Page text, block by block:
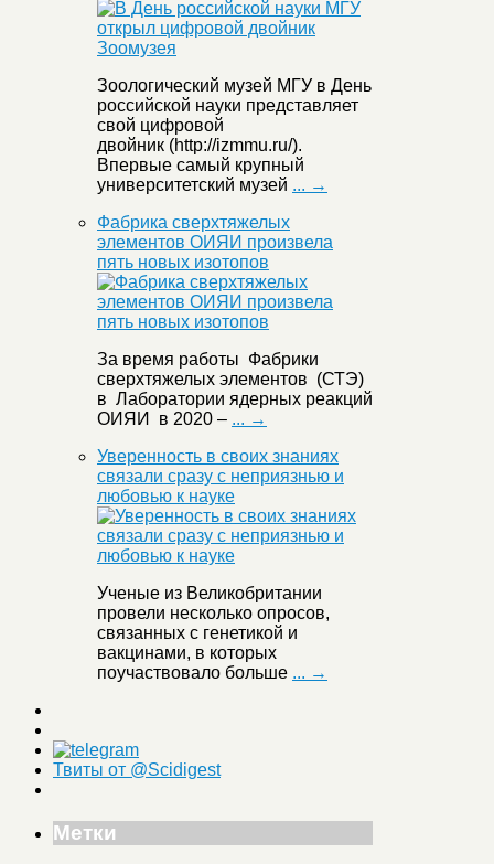
Зоологический музей МГУ в День
российской науки представляет
свой цифровой
двойник (http://izmmu.ru/).
Впервые самый крупный
университетский музей ... →
Фабрика сверхтяжелых
элементов ОИЯИ произвела
пять новых изотопов
За время работы Фабрики
сверхтяжелых элементов (СТЭ)
в Лаборатории ядерных реакций
ОИЯИ в 2020 – ... →
Уверенность в своих знаниях
связали сразу с неприязнью и
любовью к науке
Ученые из Великобритании
провели несколько опросов,
связанных с генетикой и
вакцинами, в которых
поучаствовало больше ... →
Твиты от @Scidigest
Метки